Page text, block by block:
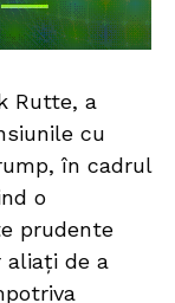
Rutte, a
cu
în cadrul
o
prudente
aliați de a